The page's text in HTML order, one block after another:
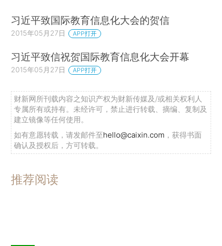
习近平致国际教育信息化大会的贺信
2015年05月27日 APP打开
习近平致信祝贺国际教育信息化大会开幕
2015年05月27日 APP打开
财新网所刊载内容之知识产权为财新传媒及/或相关权利人
专属所有或持有。未经许可，禁止进行转载、摘编、复制及
建立镜像等任何使用。
如有意愿转载，请发邮件至hello@caixin.com ，获得书面
确认及授权后，方可转载。
推荐阅读